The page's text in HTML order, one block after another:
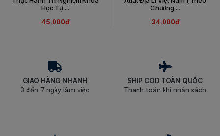
Học Tự ...
45.000đ
Chương ...
34.000đ
GIAO HÀNG NHANH
3 đến 7 ngày làm việc
SHIP COD TOÀN QUỐC
Thanh toán khi nhận sách